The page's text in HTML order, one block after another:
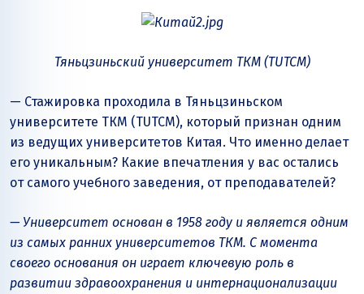
Тяньцзиньский университет ТКМ (TUTCM)
— Стажировка проходила в Тяньцзиньском
университете ТКМ (TUTCM), который признан одним
из ведущих университетов Китая. Что именно делает
его уникальным? Какие впечатления у вас остались
от самого учебного заведения, от преподавателей?
— Университет основан в 1958 году и является одним
из самых ранних университетов ТКМ. С момента
своего основания он играет ключевую роль в
развитии здравоохранения и интернационализации